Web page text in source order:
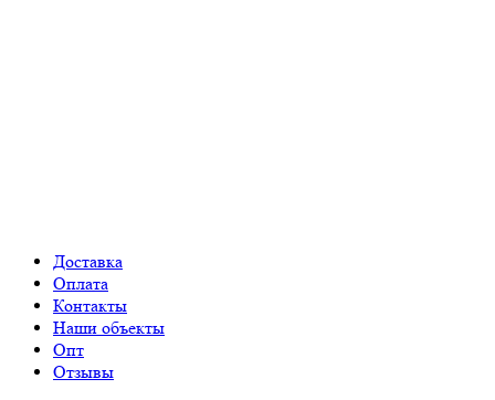
Доставка
Оплата
Контакты
Наши объекты
Опт
Отзывы